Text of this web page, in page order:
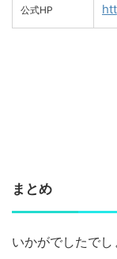
公式HP
まとめ
いかがでしたでし